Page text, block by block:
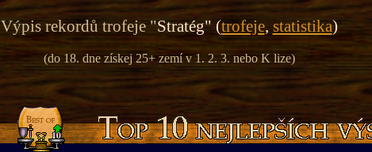
Výpis rekordů trofeje "Stratég" (trofeje, statistika)
(do 18. dne získej 25+ zemí v 1. 2. 3. nebo K lize)